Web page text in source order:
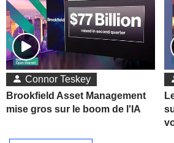
Connor Teskey
Brookfield Asset Management
mise gros sur le boom de l'IA